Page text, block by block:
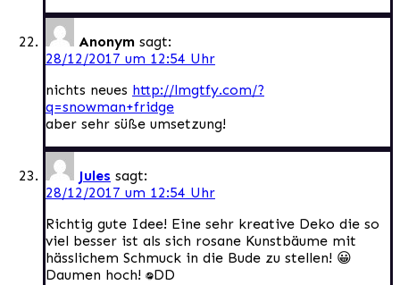
Anonym sagt:
28/12/2017 um 12:54 Uhr
nichts neues http://lmgtfy.com/?
q=snowman+fridge
aber sehr süße umsetzung!
Jules sagt:
28/12/2017 um 12:54 Uhr
Richtig gute Idee! Eine sehr kreative Deko die so
viel besser ist als sich rosane Kunstbäume mit
hässlichem Schmuck in die Bude zu stellen! 😀
Daumen hoch! :DDD